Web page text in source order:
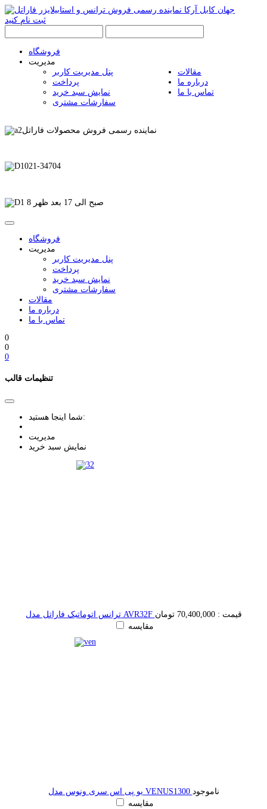
ثبت نام کنید
فروشگاه
مدیریت
پنل مدیریت کاربر
پرداخت
نمایش سبد خرید
سفارشات مشتری
مقالات
درباره ما
تماس با ما
نماینده رسمی فروش محصولات فاراتل
021-34704
8 صبح الی 17 بعد ظهر
فروشگاه
مدیریت
پنل مدیریت کاربر
پرداخت
نمایش سبد خرید
سفارشات مشتری
مقالات
درباره ما
تماس با ما
0
0
0
تنظیمات قالب
شما اینجا هستید:
مدیریت
نمایش سبد خرید
ترانس اتوماتیک فاراتل مدل AVR32F قیمت :70,400,000 تومان
مقایسه
یو پی اس سری ونوس مدل VENUS1300 ناموجود
مقایسه